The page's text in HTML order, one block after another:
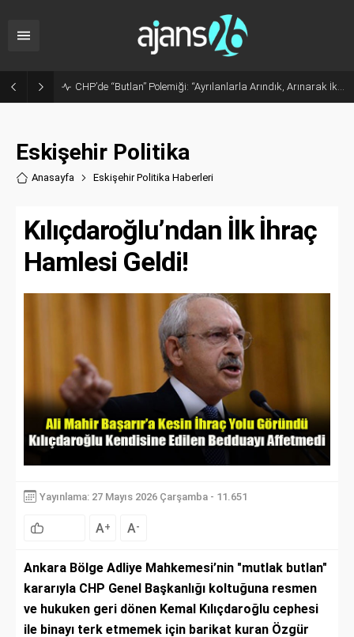
Sanayide Altyapı ve Temizlik Tepkisi: Gürhan Albayrak Küçük Sanayi Esnafını Ziyaret Etti
Eskişehir Politika
Anasayfa Eskişehir Politika Haberleri
Kılıçdaroğlu’ndan İlk İhraç
Hamlesi Geldi!
Yayınlama: 27 Mayıs 2026 Çarşamba - 11.651
A+ A-
Ankara Bölge Adliye Mahkemesi’nin "mutlak butlan"
kararıyla CHP Genel Başkanlığı koltuğuna resmen
ve hukuken geri dönen Kemal Kılıçdaroğlu cephesi
ile binayı terk etmemek için barikat kuran Özgür